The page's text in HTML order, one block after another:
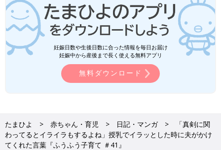
妊娠日数や生後日数に合った情報を毎日お届け
妊娠中から産後まで長く使える無料アプリ
無料ダウンロード
たまひよ 赤ちゃん・育児 日記・マンガ
「真剣に関
わってるとイライラもするよね」授乳でイラッとした時に夫がかけ
てくれた言葉『ふうふう子育て ＃41』